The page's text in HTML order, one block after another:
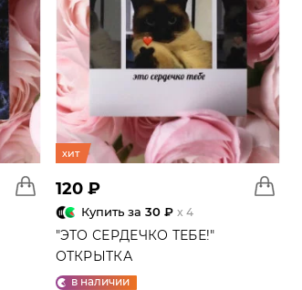
хит
120 ₽
Купить за 30 ₽ x 4
"ЭТО СЕРДЕЧКО ТЕБЕ!"
ОТКРЫТКА
в наличии